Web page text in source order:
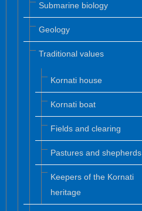
Submarine biology
Geology
Traditional values
Kornati house
Kornati boat
Fields and clearing
Pastures and shepherds
Keepers of the Kornati
heritage